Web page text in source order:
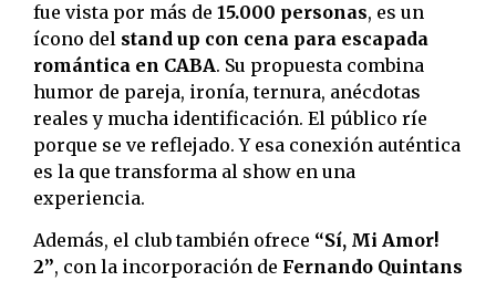
fue vista por más de 15.000 personas, es un
ícono del stand up con cena para escapada
romántica en CABA. Su propuesta combina
humor de pareja, ironía, ternura, anécdotas
reales y mucha identificación. El público ríe
porque se ve reflejado. Y esa conexión auténtica
es la que transforma al show en una
experiencia.
Además, el club también ofrece “Sí, Mi Amor!
2”, con la incorporación de Fernando Quintans